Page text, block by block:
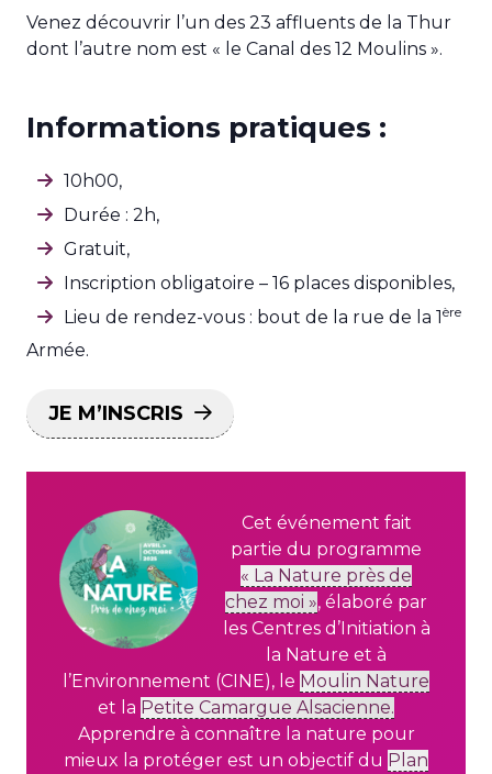
Venez découvrir l’un des 23 affluents de la Thur
dont l’autre nom est « le Canal des 12 Moulins ».
Informations pratiques :
10h00,
Durée : 2h,
Gratuit,
Inscription obligatoire – 16 places disponibles,
Lieu de rendez-vous : bout de la rue de la 1ère
Armée.
JE M’INSCRIS
Cet événement fait
partie du programme
« La Nature près de
chez moi », élaboré par
les Centres d’Initiation à
la Nature et à
l’Environnement (CINE), le Moulin Nature
et la Petite Camargue Alsacienne.
Apprendre à connaître la nature pour
mieux la protéger est un objectif du Plan